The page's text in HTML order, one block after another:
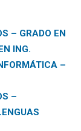
– GRADO EN
ING.
–
–